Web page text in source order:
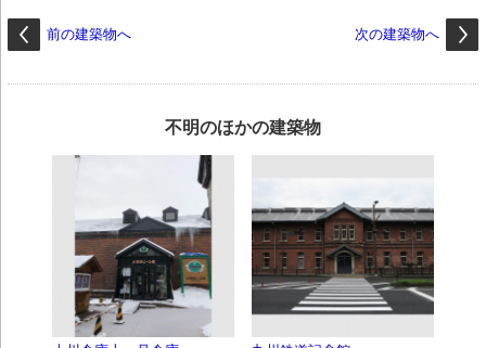
前の建築物へ 次の建築物へ
不明のほかの建築物